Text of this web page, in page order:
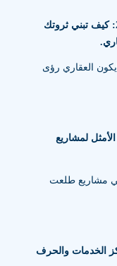
الاستثمار العقاري في مصر 2025: كيف تبني ثروتك
العقاري رؤى
لمشاريع
مشاريع طلعت
الخدمات والحرف